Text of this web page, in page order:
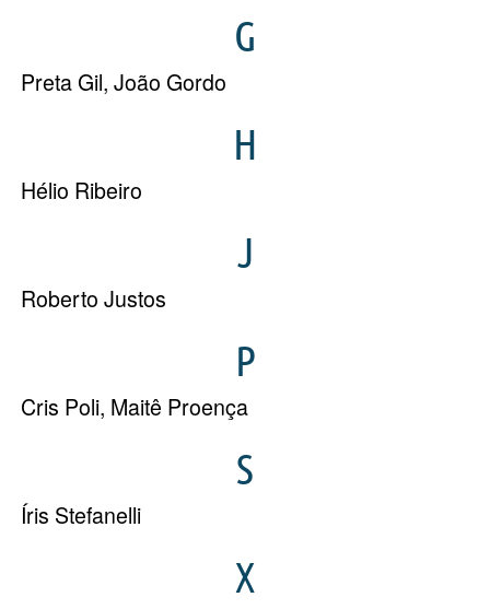
G
Preta Gil, João Gordo
H
Hélio Ribeiro
J
Roberto Justos
P
Cris Poli, Maitê Proença
S
Íris Stefanelli
X